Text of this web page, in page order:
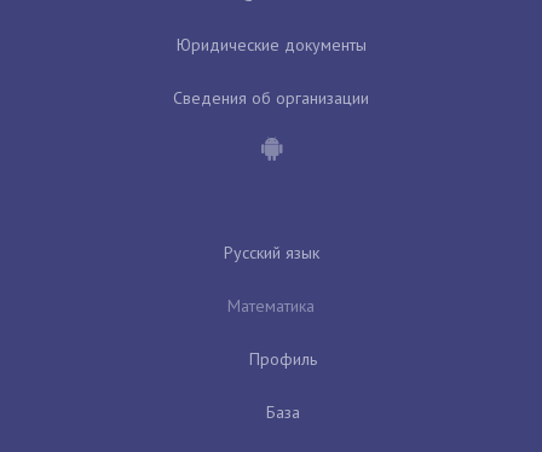
Юридические документы
Сведения об организации
Русский язык
Математика
Профиль
База